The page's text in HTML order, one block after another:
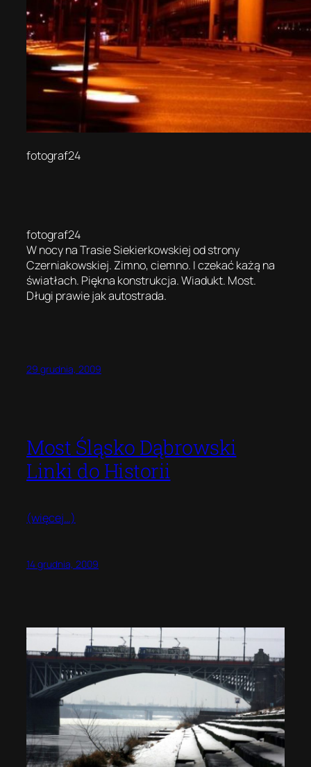
fotograf24
fotograf24
W nocy na Trasie Siekierkowskiej od strony
Czerniakowskiej. Zimno, ciemno. I czekać każą na
światłach. Piękna konstrukcja. Wiadukt. Most.
Długi prawie jak autostrada.
29 grudnia, 2009
Most Śląsko Dąbrowski
Linki do Historii
(więcej…)
14 grudnia, 2009